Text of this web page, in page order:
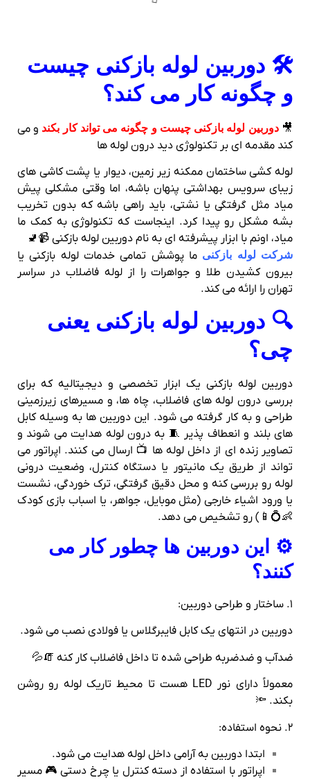
🛠️ دوربین لوله‌ بازکنی چیست
و چگونه کار می‌ کند؟
🎥دوربین لوله بازکنی چیست و چگونه می تواند کار بکند و می
کند مقدمه‌ ای بر تکنولوژی دید درون لوله‌ ها
لوله‌ کشی ساختمان ممکنه زیر زمین، دیوار یا پشت کاشی‌ های
زیبای سرویس بهداشتی پنهان باشه، اما وقتی مشکلی پیش
میاد مثل گرفتگی یا نشتی، باید راهی باشه که بدون تخریب
بشه مشکل رو پیدا کرد. اینجاست که تکنولوژی به کمک ما
میاد، اونم با ابزار پیشرفته‌ ای به نام دوربین لوله‌ بازکنی 📹🚽
شرکت لوله بازکنی ما پوشش تمامی خدمات لوله بازکنی یا
بیرون کشیدن طلا و جواهرات را از لوله فاضلاب در سراسر
تهران را ارائه می کند.
🔍 دوربین لوله‌ بازکنی یعنی
چی؟
دوربین لوله‌ بازکنی یک ابزار تخصصی و دیجیتالیه که برای
بررسی درون لوله‌ های فاضلاب، چاه‌ ها، و مسیرهای زیرزمینی
طراحی و به کار گرفته می شود. این دوربین‌ ها به‌ وسیله کابل‌
های بلند و انعطاف‌ پذیر 🧵 به درون لوله هدایت می‌ شوند و
تصاویر زنده‌ ای از داخل لوله‌ ها 📺 ارسال می‌ کنند. اپراتور می‌
تواند از طریق یک مانیتور یا دستگاه کنترل، وضعیت درونی
لوله رو بررسی کنه و محل دقیق گرفتگی، ترک‌ خوردگی، نشست
یا ورود اشیاء خارجی (مثل موبایل، جواهر، یا اسباب‌ بازی کودک
👶💍📱) رو تشخیص می دهد.
⚙️ این دوربین‌ ها چطور کار می‌
کنند؟
۱. ساختار و طراحی دوربین:
دوربین در انتهای یک کابل فایبرگلاس یا فولادی نصب می شود.
ضدآب و ضدضربه طراحی شده تا داخل فاضلاب کار کنه 🧯💦
معمولاً دارای نور LED هست تا محیط تاریک لوله رو روشن
بکند. 🔦
۲. نحوه استفاده:
ابتدا دوربین به آرامی داخل لوله هدایت می‌ شود.
اپراتور با استفاده از دسته کنترل یا چرخ دستی 🎮 مسیر